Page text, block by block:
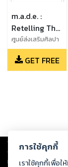
m.a.d.e. :
Retelling The
Detailing
ศูนย์ส่งเสริมศิลปา
ชีพระหว่างประเทศ
(องค์การมหาชน)
GET FREE
Copyright © 2026
ต่อผลงานหรือเนื้อหาใ
ทรัพย์สินทางปัญญาขอ
การใช้คุกกี้
เราใช้คุกกี้เพื่อ